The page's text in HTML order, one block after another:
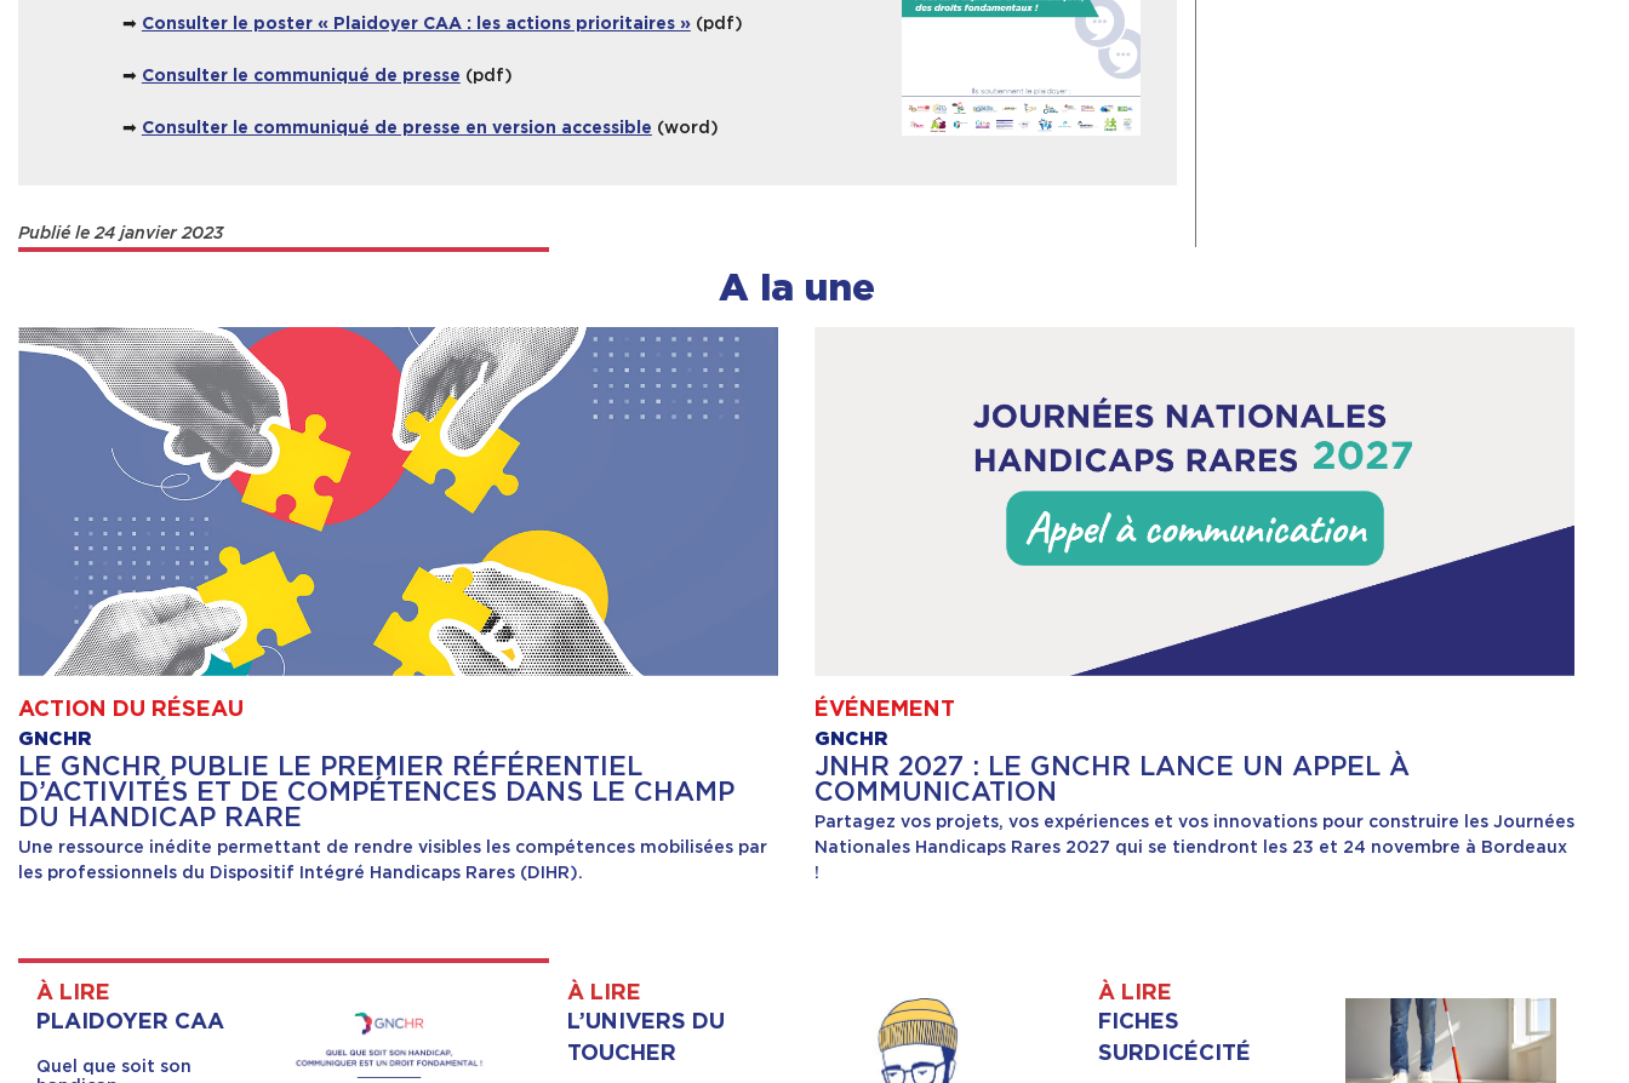
➡ Consulter le poster « Plaidoyer CAA : les actions prioritaires »(pdf)
➡ Consulter le communiqué de presse (pdf)
➡ Consulter le communiqué de presse en version accessible (word)
Publié le 24 janvier 2023
A la une
ACTION DU RÉSEAU
GNCHR
LE GNCHR PUBLIE LE PREMIER RÉFÉRENTIEL
D’ACTIVITÉS ET DE COMPÉTENCES DANS LE CHAMP
DU HANDICAP RARE
Une ressource inédite permettant de rendre visibles les compétences mobilisées par
les professionnels du Dispositif Intégré Handicaps Rares (DIHR).
ÉVÉNEMENT
GNCHR
JNHR 2027 : LE GNCHR LANCE UN APPEL À
COMMUNICATION
Partagez vos projets, vos expériences et vos innovations pour construire les Journées
Nationales Handicaps Rares 2027 qui se tiendront les 23 et 24 novembre à Bordeaux
!
À LIRE
PLAIDOYER CAA
Quel que soit son
À LIRE
L’UNIVERS DU
TOUCHER
À LIRE
FICHES
SURDICÉCITÉ